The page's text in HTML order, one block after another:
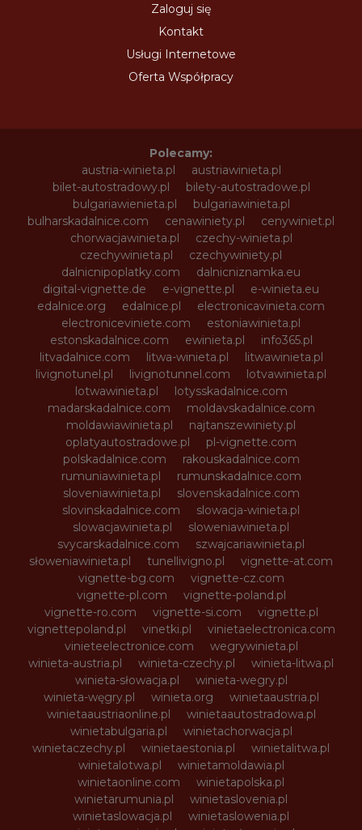
Zaloguj się
Kontakt
Usługi Internetowe
Oferta Współpracy
Polecamy:
austria-winieta.pl
austriawinieta.pl
bilet-autostradowy.pl
bilety-autostradowe.pl
bulgariawienieta.pl
bulgariawinieta.pl
bulharskadalnice.com
cenawiniety.pl
cenywiniet.pl
chorwacjawinieta.pl
czechy-winieta.pl
czechywinieta.pl
czechywiniety.pl
dalnicnipoplatky.com
dalnicniznamka.eu
digital-vignette.de
e-vignette.pl
e-winieta.eu
edalnice.org
edalnice.pl
electronicavinieta.com
electroniceviniete.com
estoniawinieta.pl
estonskadalnice.com
ewinieta.pl
info365.pl
litvadalnice.com
litwa-winieta.pl
litwawinieta.pl
livignotunel.pl
livignotunnel.com
lotvawinieta.pl
lotwawinieta.pl
lotysskadalnice.com
madarskadalnice.com
moldavskadalnice.com
moldawiawinieta.pl
najtanszewiniety.pl
oplatyautostradowe.pl
pl-vignette.com
polskadalnice.com
rakouskadalnice.com
rumuniawinieta.pl
rumunskadalnice.com
sloveniawinieta.pl
slovenskadalnice.com
slovinskadalnice.com
slowacja-winieta.pl
slowacjawinieta.pl
sloweniawinieta.pl
svycarskadalnice.com
szwajcariawinieta.pl
słoweniawinieta.pl
tunellivigno.pl
vignette-at.com
vignette-bg.com
vignette-cz.com
vignette-pl.com
vignette-poland.pl
vignette-ro.com
vignette-si.com
vignette.pl
vignettepoland.pl
vinetki.pl
vinietaelectronica.com
vinieteelectronice.com
wegrywinieta.pl
winieta-austria.pl
winieta-czechy.pl
winieta-litwa.pl
winieta-słowacja.pl
winieta-wegry.pl
winieta-węgry.pl
winieta.org
winietaaustria.pl
winietaaustriaonline.pl
winietaautostradowa.pl
winietabulgaria.pl
winietachorwacja.pl
winietaczechy.pl
winietaestonia.pl
winietalitwa.pl
winietalotwa.pl
winietamoldawia.pl
winietaonline.com
winietapolska.pl
winietarumunia.pl
winietaslovenia.pl
winietaslowacja.pl
winietaslowenia.pl